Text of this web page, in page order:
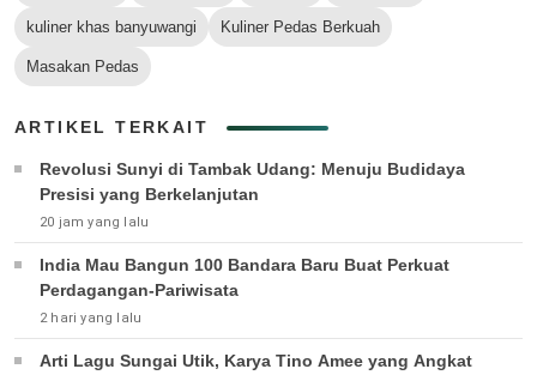
kuliner khas banyuwangi Kuliner Pedas Berkuah
Masakan Pedas
ARTIKEL TERKAIT
Revolusi Sunyi di Tambak Udang: Menuju Budidaya
Presisi yang Berkelanjutan
20 jam yang lalu
India Mau Bangun 100 Bandara Baru Buat Perkuat
Perdagangan-Pariwisata
2 hari yang lalu
Arti Lagu Sungai Utik, Karya Tino Amee yang Angkat